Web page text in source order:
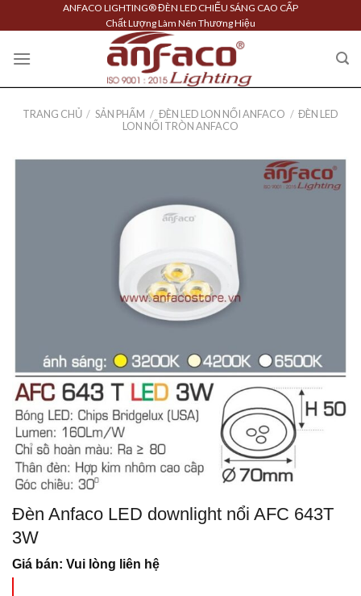
to
content
ANFACO LIGHTING® ĐÈN LED CHIẾU SÁNG CAO CẤP
Chất Lượng Làm Nên Thương Hiệu
TRANG CHỦ / SẢN PHẨM / ĐÈN LED LON NỔI ANFACO / ĐÈN LED
LON NỔI TRÒN ANFACO
Đèn Anfaco LED downlight nổi AFC 643T
3W
Giá bán: Vui lòng liên hệ